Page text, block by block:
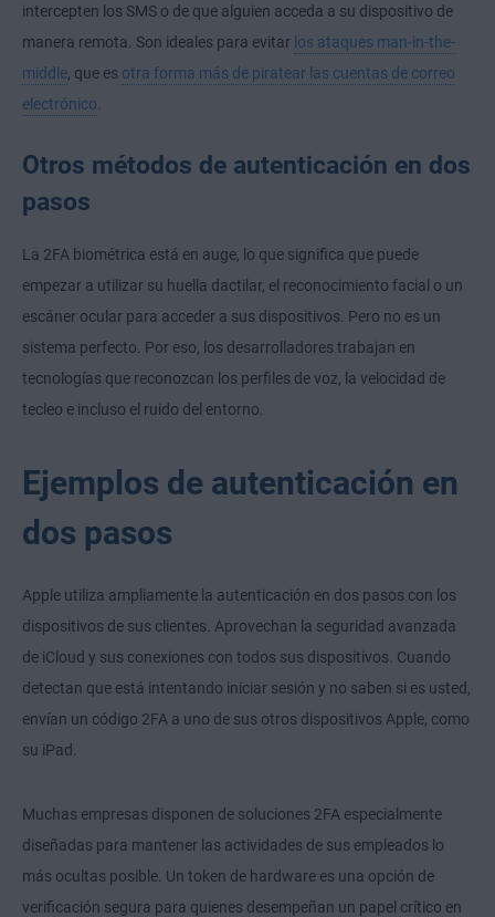
intercepten los SMS o de que alguien acceda a su dispositivo de
manera remota. Son ideales para evitar los ataques man-in-the-
middle, que es otra forma más de piratear las cuentas de correo
electrónico.
Otros métodos de autenticación en dos
pasos
La 2FA biométrica está en auge, lo que significa que puede
empezar a utilizar su huella dactilar, el reconocimiento facial o un
escáner ocular para acceder a sus dispositivos. Pero no es un
sistema perfecto. Por eso, los desarrolladores trabajan en
tecnologías que reconozcan los perfiles de voz, la velocidad de
tecleo e incluso el ruido del entorno.
Ejemplos de autenticación en
dos pasos
Apple utiliza ampliamente la autenticación en dos pasos con los
dispositivos de sus clientes. Aprovechan la seguridad avanzada
de iCloud y sus conexiones con todos sus dispositivos. Cuando
detectan que está intentando iniciar sesión y no saben si es usted,
envían un código 2FA a uno de sus otros dispositivos Apple, como
su iPad.
Muchas empresas disponen de soluciones 2FA especialmente
diseñadas para mantener las actividades de sus empleados lo
más ocultas posible. Un token de hardware es una opción de
verificación segura para quienes desempeñan un papel crítico en